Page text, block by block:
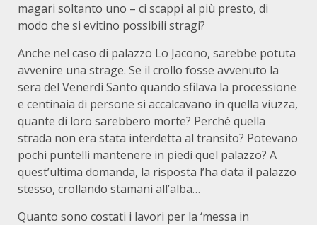
magari soltanto uno – ci scappi al più presto, di
modo che si evitino possibili stragi?
Anche nel caso di palazzo Lo Jacono, sarebbe potuta
avvenire una strage. Se il crollo fosse avvenuto la
sera del Venerdì Santo quando sfilava la processione
e centinaia di persone si accalcavano in quella viuzza,
quante di loro sarebbero morte? Perché quella
strada non era stata interdetta al transito? Potevano
pochi puntelli mantenere in piedi quel palazzo? A
quest’ultima domanda, la risposta l’ha data il palazzo
stesso, crollando stamani all’alba…
Quanto sono costati i lavori per la ‘messa in